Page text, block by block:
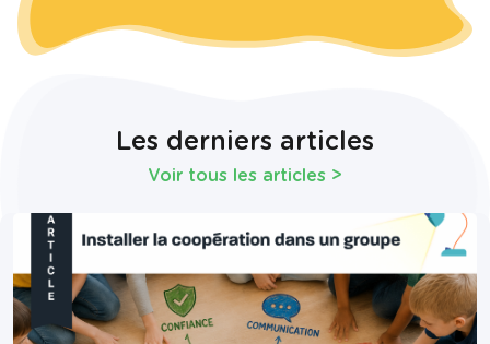
Les derniers articles
Voir tous les articles >